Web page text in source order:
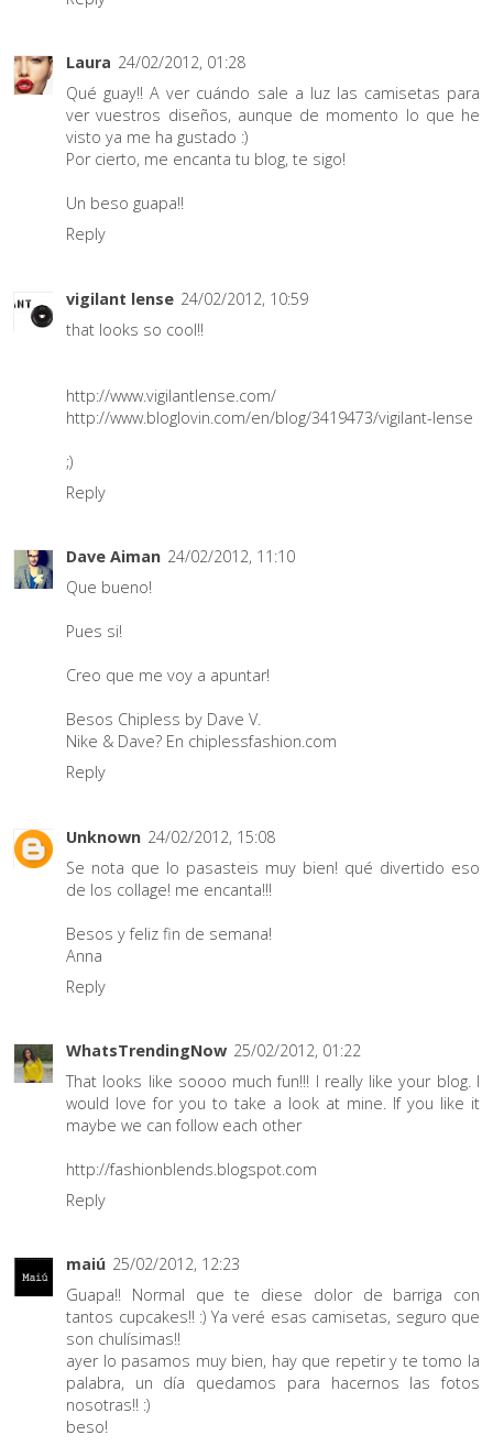
Laura 24/02/2012, 01:28
Qué guay!! A ver cuándo sale a luz las camisetas para
ver vuestros diseños, aunque de momento lo que he
visto ya me ha gustado :)
Por cierto, me encanta tu blog, te sigo!
Un beso guapa!!
Reply
vigilant lense 24/02/2012, 10:59
that looks so cool!!
http://www.vigilantlense.com/
http://www.bloglovin.com/en/blog/3419473/vigilant-lense
;)
Reply
Dave Aiman 24/02/2012, 11:10
Que bueno!
Pues si!
Creo que me voy a apuntar!
Besos Chipless by Dave V.
Nike & Dave? En chiplessfashion.com
Reply
Unknown 24/02/2012, 15:08
Se nota que lo pasasteis muy bien! qué divertido eso
de los collage! me encanta!!!
Besos y feliz fin de semana!
Anna
Reply
WhatsTrendingNow 25/02/2012, 01:22
That looks like soooo much fun!!! I really like your blog. I
would love for you to take a look at mine. If you like it
maybe we can follow each other
http://fashionblends.blogspot.com
Reply
maiú 25/02/2012, 12:23
Guapa!! Normal que te diese dolor de barriga con
tantos cupcakes!! :) Ya veré esas camisetas, seguro que
son chulísimas!!
ayer lo pasamos muy bien, hay que repetir y te tomo la
palabra, un día quedamos para hacernos las fotos
nosotras!! :)
beso!